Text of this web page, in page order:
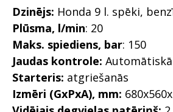
Dzinējs: Honda 9 l. spēki,
Plūsma, l/min: 20
Maks. spiediens, bar: 150
Jaudas kontrole: Automātiskā
Starteris: atgriešanās
Izmēri (GxPxA), mm: